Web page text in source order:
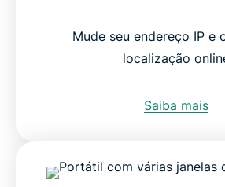
Mude seu endereço IP e
localização
Saiba mais